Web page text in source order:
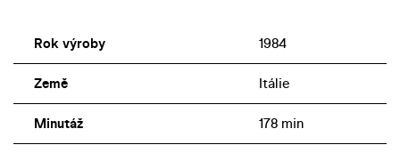
Rok výroby 1984
Země Itálie
Minutáž 178 min